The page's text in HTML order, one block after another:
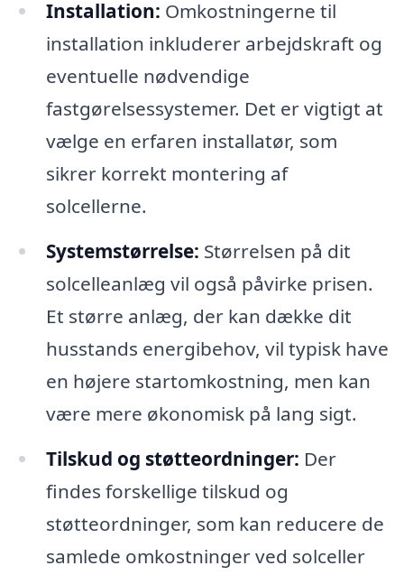
Installation: Omkostningerne til
installation inkluderer arbejdskraft og
eventuelle nødvendige
fastgørelsessystemer. Det er vigtigt at
vælge en erfaren installatør, som
sikrer korrekt montering af
solcellerne.
Systemstørrelse: Størrelsen på dit
solcelleanlæg vil også påvirke prisen.
Et større anlæg, der kan dække dit
husstands energibehov, vil typisk have
en højere startomkostning, men kan
være mere økonomisk på lang sigt.
Tilskud og støtteordninger: Der
findes forskellige tilskud og
støtteordninger, som kan reducere de
samlede omkostninger ved solceller